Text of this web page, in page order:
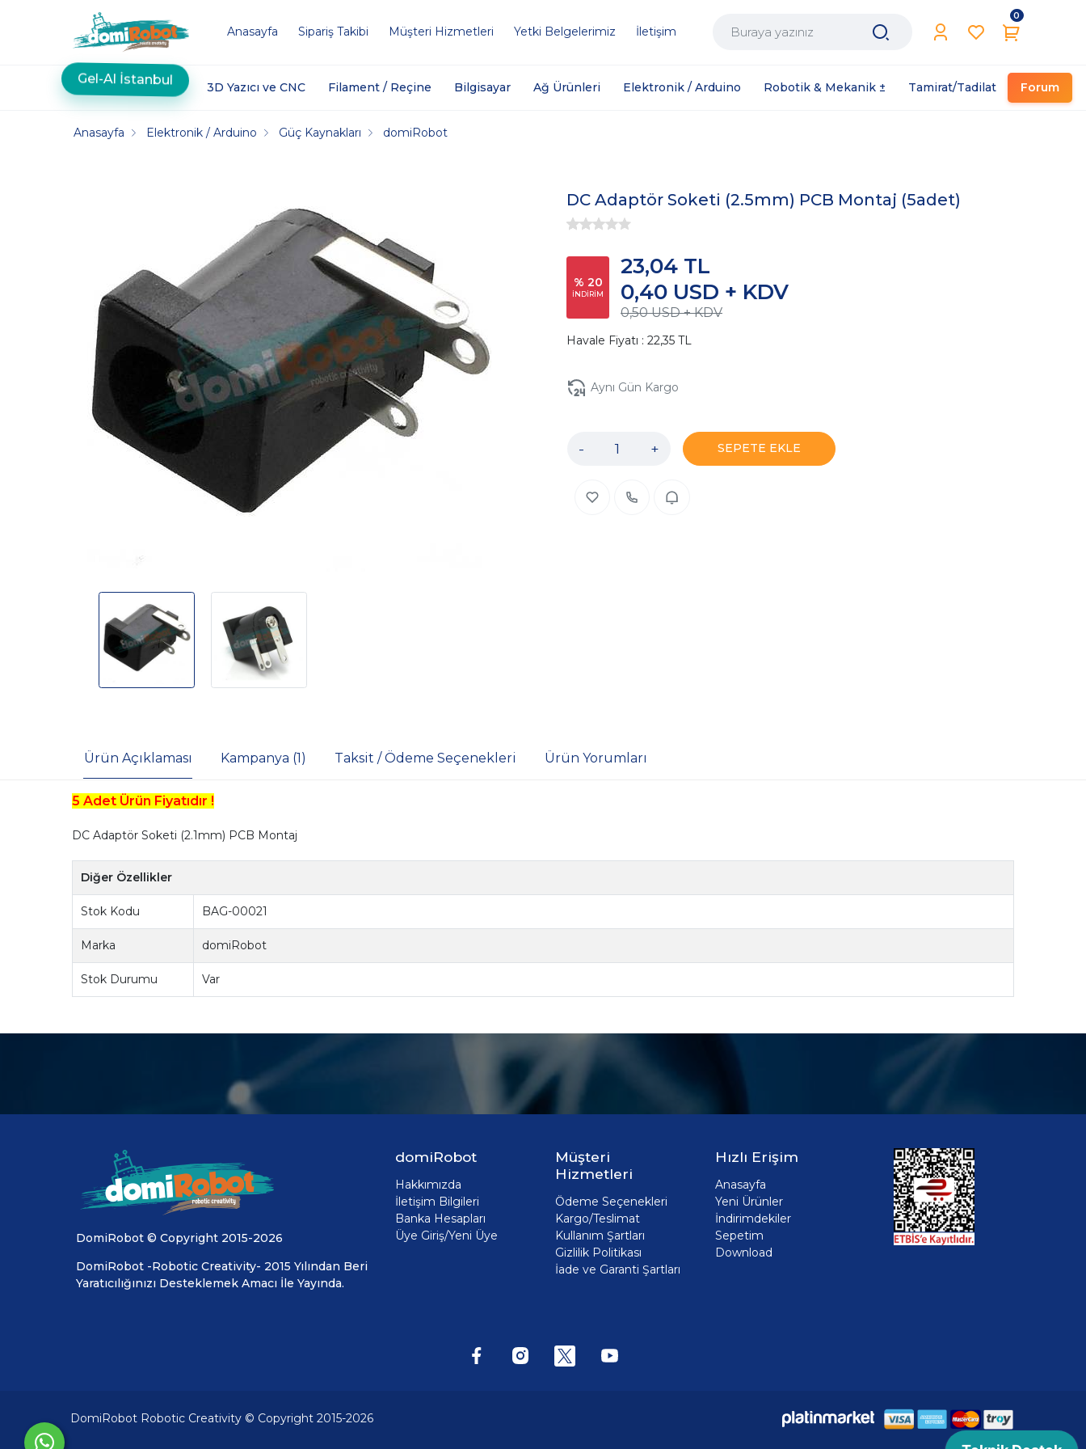
Anasayfa Sipariş Takibi Müşteri Hizmetleri Yetki Belgelerimiz İletişim
0
Gel-Al İstanbul 3D Yazıcı ve CNC Filament / Reçine Bilgisayar Ağ Ürünleri Elektronik / Arduino Robotik & Mekanik ± Tamirat/Tadilat Forum
Anasayfa Elektronik / Arduino Güç Kaynakları domiRobot
DC Adaptör Soketi (2.5mm) PCB Montaj (5adet)
% 20
İNDİRİM
0,50 USD + KDV
0,40 USD + KDV
23,04 TL
Havale Fiyatı : 22,35 TL
Aynı Gün Kargo
- + SEPETE EKLE
Ürün Açıklaması Kampanya (1) Taksit / Ödeme Seçenekleri Ürün Yorumları
5 Adet Ürün Fiyatıdır !
DC Adaptör Soketi (2.1mm) PCB Montaj
Diğer Özellikler
Stok Kodu BAG-00021
Marka domiRobot
Stok Durumu Var
DomiRobot © Copyright 2015-2026
DomiRobot -Robotic Creativity- 2015 Yılından Beri
Yaratıcılığınızı Desteklemek Amacı İle Yayında.
domiRobot
Hakkımızda
İletişim Bilgileri
Banka Hesapları
Üye Giriş/Yeni Üye
Müşteri
Hizmetleri
Ödeme Seçenekleri
Kargo/Teslimat
Kullanım Şartları
Gizlilik Politikası
İade ve Garanti Şartları
Hızlı Erişim
Anasayfa
Yeni Ürünler
İndirimdekiler
Sepetim
Download
DomiRobot Robotic Creativity © Copyright 2015-2026